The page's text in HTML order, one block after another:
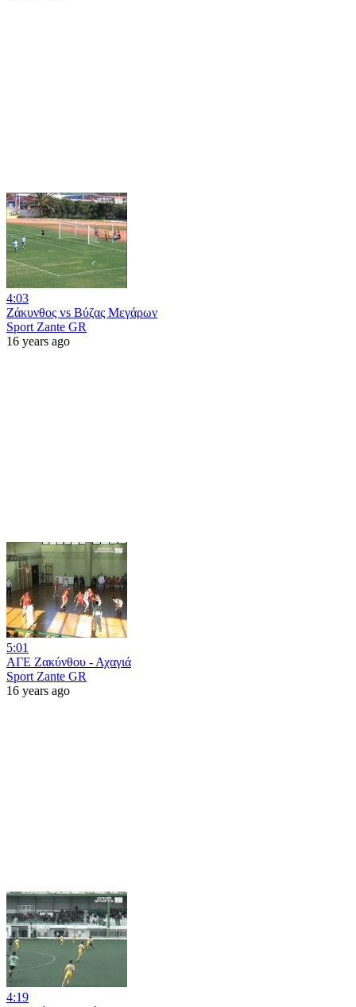
4:03
Ζάκυνθος vs Βύζας Μεγάρων
Sport Zante GR
16 years ago
5:01
ΑΓΕ Ζακύνθου - Αχαγιά
Sport Zante GR
16 years ago
4:19